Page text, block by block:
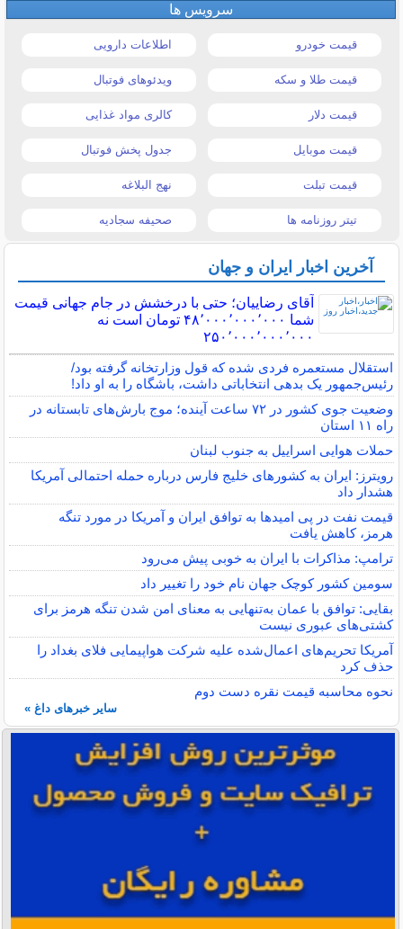
سرویس ها
قیمت خودرو اطلاعات دارویی
قیمت طلا و سکه ویدئوهای فوتبال
قیمت دلار کالری مواد غذایی
قیمت موبایل جدول پخش فوتبال
قیمت تبلت نهج البلاغه
تیتر روزنامه ها صحیفه سجادیه
آخرین اخبار ایران و جهان
آقای رضاییان؛ حتی با درخشش در جام جهانی قیمت
شما ۴۸٬۰۰۰٬۰۰۰٬۰۰۰ تومان است نه
۲۵۰٬۰۰۰٬۰۰۰٬۰۰۰
استقلال مستعمره فردی شده که قول وزارتخانه گرفته بود/
رئیس‌جمهور یک بدهی انتخاباتی داشت، باشگاه را به او داد!
وضعیت جوی کشور در ۷۲ ساعت آینده؛ موج بارش‌های تابستانه در
راه ۱۱ استان
حملات هوایی اسراییل به جنوب لبنان
رویترز: ایران به کشورهای خلیج فارس درباره حمله احتمالی آمریکا
هشدار داد
قیمت نفت در پی امیدها به توافق ایران و آمریکا در مورد تنگه
هرمز، کاهش یافت
ترامپ: مذاکرات با ایران به خوبی پیش می‌رود
سومین کشور کوچک جهان نام خود را تغییر داد
بقایی: توافق با عمان به‌تنهایی به معنای امن شدن تنگه هرمز برای
کشتی‌های عبوری نیست
آمریکا تحریم‌های اعمال‌شده علیه شرکت هواپیمایی فلای بغداد را
حذف کرد
نحوه محاسبه قیمت نقره دست دوم
سایر خبرهای داغ »